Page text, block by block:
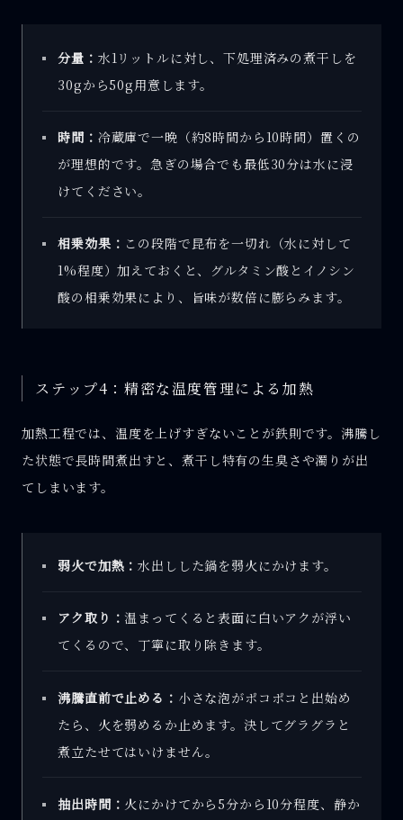
分量： 水1リットルに対し、下処理済みの煮干しを
30gから50g用意します。
時間： 冷蔵庫で一晩（約8時間から10時間）置くの
が理想的です。急ぎの場合でも最低30分は水に浸
けてください。
相乗効果： この段階で昆布を一切れ（水に対して
1%程度）加えておくと、グルタミン酸とイノシン
酸の相乗効果により、旨味が数倍に膨らみます。
ステップ4：精密な温度管理による加熱
加熱工程では、温度を上げすぎないことが鉄則です。沸騰し
た状態で長時間煮出すと、煮干し特有の生臭さや濁りが出
てしまいます。
弱火で加熱：水出しした鍋を弱火にかけます。
アク取り：温まってくると表面に白いアクが浮い
てくるので、丁寧に取り除きます。
沸騰直前で止める： 小さな泡がポコポコと出始め
たら、火を弱めるか止めます。決してグラグラと
煮立たせてはいけません。
抽出時間： 火にかけてから5分から10分程度、静か